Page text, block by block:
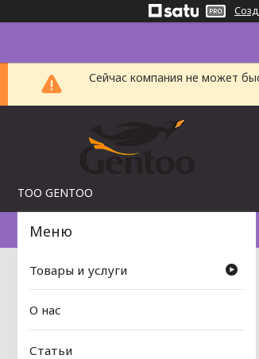
Сейчас компания не может
TOO GENTOO
Товары и услуги
О нас
Статьи